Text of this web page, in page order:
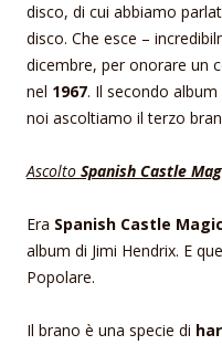
disco, di cui abbiamo
disco. Che esce –
dicembre, per onorare un
nel 1967. Il secondo album
noi ascoltiamo il terzo
Ascolto Spanish Castle
Era Spanish Castle Magic
album di Jimi Hendrix. E
Popolare.
Il brano è una specie di